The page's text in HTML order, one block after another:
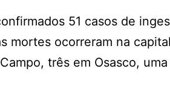
51 casos de
mortes ocorreram na
três em Osasco,